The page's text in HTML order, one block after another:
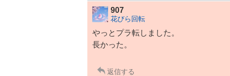
907
花びら回転
やっとプラ転しました。
長かった。
返信する